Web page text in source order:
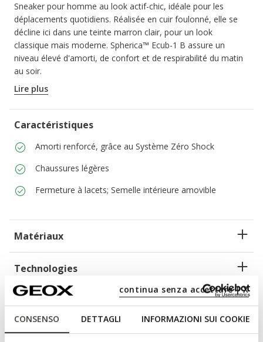
CONSENSO DETTAGLI INFORMAZIONI SUI COOKIE
continua senza accettare | X
Sneaker pour homme au look actif-chic, idéale pour les
déplacements quotidiens. Réalisée en cuir foulonné, elle se
décline ici dans une teinte marron clair, pour un look
classique mais moderne. Spherica™ Ecub-1 B assure un
niveau élevé d'amorti, de confort et de respirabilité du matin
au soir.
CODE PRODUIT:
Lire plus
Caractéristiques
Amorti renforcé, grâce au Système Zéro Shock
Chaussures légères
Fermeture à lacets; Semelle intérieure amovible
Matériaux
Technologies